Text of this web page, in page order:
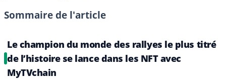
Sommaire de l'article
Le champion du monde des rallyes le plus titré
de l’histoire se lance dans les NFT avec
MyTVchain